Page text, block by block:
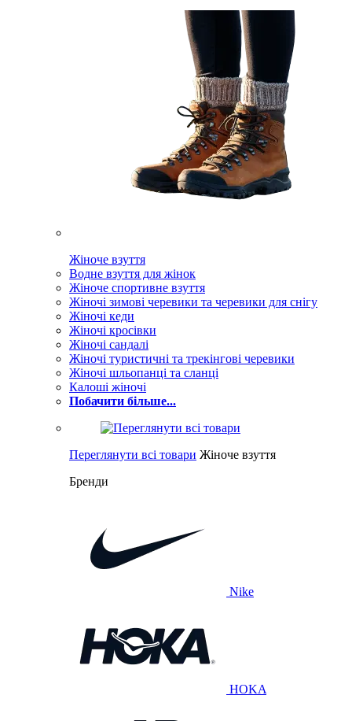
Жіноче взуття
Водне взуття для жінок
Жіноче спортивне взуття
Жіночі зимові черевики та черевики для снігу
Жіночі кеди
Жіночі кросівки
Жіночі сандалі
Жіночі туристичні та трекінгові черевики
Жіночі шльопанці та сланці
Калоші жіночі
Побачити більше...
Переглянути всі товари Жіноче взуття
Бренди
Nike
HOKA